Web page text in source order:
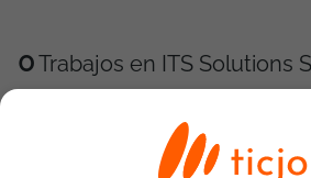
industria que responden a
nuestros clientes,
nacional e internacional
líneas de servicio.
0Trabajos en ITS Solutions